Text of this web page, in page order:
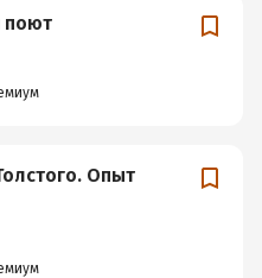
поют
Опыт